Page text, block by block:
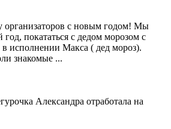
организаторов с новым годом! Мы
покататься с дедом морозом с
исполнении Макса ( дед мороз).
знакомые ...
Александра отработала на